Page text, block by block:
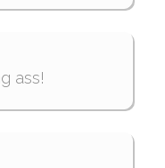
bite
fait tomber le
et après un
à genoux pour
est un suceur
ass!